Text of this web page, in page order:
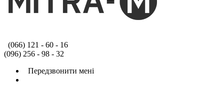
(066) 121 - 60 - 16
(096) 256 - 98 - 32
Передзвонити мені